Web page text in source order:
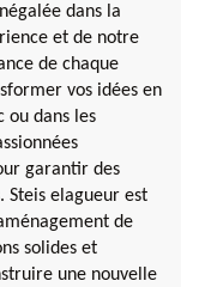
dans la
et de notre
de chaque
vos idées en
ou dans les
garantir des
Steis elagueur est
de
solides et
une nouvelle